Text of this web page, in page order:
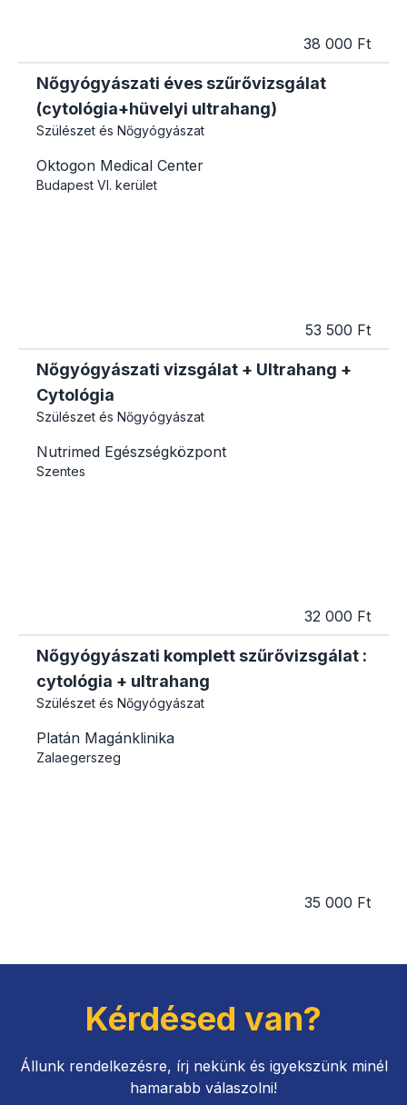
38 000 Ft
Nőgyógyászati éves szűrővizsgálat
(cytológia+hüvelyi ultrahang)
Szülészet és Nőgyógyászat
Oktogon Medical Center
Budapest VI. kerület
53 500 Ft
Nőgyógyászati vizsgálat + Ultrahang +
Cytológia
Szülészet és Nőgyógyászat
Nutrimed Egészségközpont
Szentes
32 000 Ft
Nőgyógyászati komplett szűrővizsgálat :
cytológia + ultrahang
Szülészet és Nőgyógyászat
Platán Magánklinika
Zalaegerszeg
35 000 Ft
Kérdésed van?
Állunk rendelkezésre, írj nekünk és igyekszünk minél
hamarabb válaszolni!